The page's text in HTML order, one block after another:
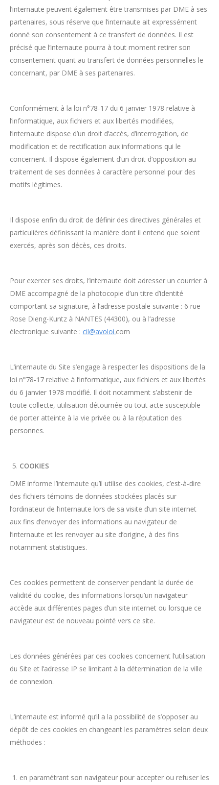
l’internaute peuvent également être transmises par DME à ses
partenaires, sous réserve que l’internaute ait expressément
donné son consentement à ce transfert de données. Il est
précisé que l’internaute pourra à tout moment retirer son
consentement quant au transfert de données personnelles le
concernant, par DME à ses partenaires.
Conformément à la loi n°78-17 du 6 janvier 1978 relative à
l’informatique, aux fichiers et aux libertés modifiées,
l’internaute dispose d’un droit d’accès, d’interrogation, de
modification et de rectification aux informations qui le
concernent. Il dispose également d’un droit d’opposition au
traitement de ses données à caractère personnel pour des
motifs légitimes.
Il dispose enfin du droit de définir des directives générales et
particulières définissant la manière dont il entend que soient
exercés, après son décès, ces droits.
Pour exercer ses droits, l’internaute doit adresser un courrier à
DME accompagné de la photocopie d’un titre d’identité
comportant sa signature, à l’adresse postale suivante : 6 rue
Rose Dieng-Kuntz à NANTES (44300), ou à l’adresse
électronique suivante : cil@avoloi.com
L’internaute du Site s’engage à respecter les dispositions de la
loi n°78-17 relative à l’informatique, aux fichiers et aux libertés
du 6 janvier 1978 modifié. Il doit notamment s’abstenir de
toute collecte, utilisation détournée ou tout acte susceptible
de porter atteinte à la vie privée ou à la réputation des
personnes.
COOKIES
DME informe l’internaute qu’il utilise des cookies, c’est-à-dire
des fichiers témoins de données stockées placés sur
l’ordinateur de l’internaute lors de sa visite d’un site internet
aux fins d’envoyer des informations au navigateur de
l’internaute et les renvoyer au site d’origine, à des fins
notamment statistiques.
Ces cookies permettent de conserver pendant la durée de
validité du cookie, des informations lorsqu’un navigateur
accède aux différentes pages d’un site internet ou lorsque ce
navigateur est de nouveau pointé vers ce site.
Les données générées par ces cookies concernent l’utilisation
du Site et l’adresse IP se limitant à la détermination de la ville
de connexion.
L’internaute est informé qu’il a la possibilité de s’opposer au
dépôt de ces cookies en changeant les paramètres selon deux
méthodes :
en paramétrant son navigateur pour accepter ou refuser les